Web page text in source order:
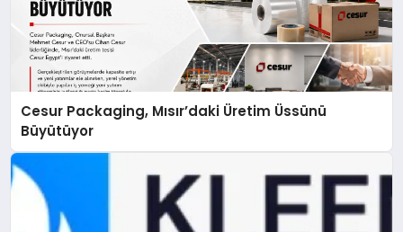
Cesur Packaging, Mısır’daki Üretim Üssünü
Büyütüyor